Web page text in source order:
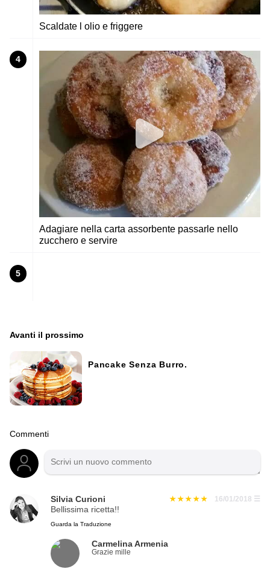
Scaldate l olio e friggere
4
Adagiare nella carta assorbente passarle nello
zucchero e servire
5
Avanti il ​​prossimo
Pancake Senza Burro.
Commenti
Silvia Curioni 16/01/2018 ☰
Bellissima ricetta!!
Guarda la Traduzione
Carmelina Armenia
Grazie mille